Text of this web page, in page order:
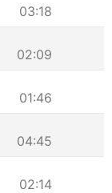
03:18
02:09
01:46
04:45
02:14